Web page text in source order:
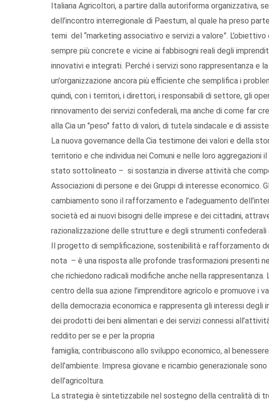
Italiana Agricoltori, a partire dalla autoriforma organizzativa,
dell’incontro interregionale di Paestum, al quale ha preso
temi del “marketing associativo e servizi a valore”.
sempre più concrete e vicine ai fabbisogni reali degli
innovativi e integrati. Perché i servizi sono rappresentanza e
un'organizzazione ancora più efficiente che semplifica i
quindi, con i territori, i direttori, i responsabili di settore, gli
rinnovamento dei servizi confederali, ma anche di come far
alla Cia un "peso" fatto di valori, di tutela sindacale e di
La nuova governance della Cia testimone dei valori e della
territorio e che individua nei Comuni e nelle loro aggregazioni
stato sottolineato – si sostanzia in diverse attività che
Associazioni di persone e dei Gruppi di interesse economico.
cambiamento sono il rafforzamento e l’adeguamento
società ed ai nuovi bisogni delle imprese e dei cittadini,
razionalizzazione delle strutture e degli strumenti
Il progetto di semplificazione, sostenibilità e rafforzamento
nota – è una risposta alle profonde trasformazioni presenti
che richiedono radicali modifiche anche nella
centro della sua azione l’imprenditore agricolo e promuove i
della democrazia economica e rappresenta gli interessi degli
dei prodotti dei beni alimentari e dei servizi connessi
reddito per se e per la propria
famiglia; contribuiscono allo sviluppo economico, al
dell’ambiente. Impresa giovane e ricambio generazionale
dell’agricoltura.
La strategia è sintetizzabile nel sostegno della centralità di